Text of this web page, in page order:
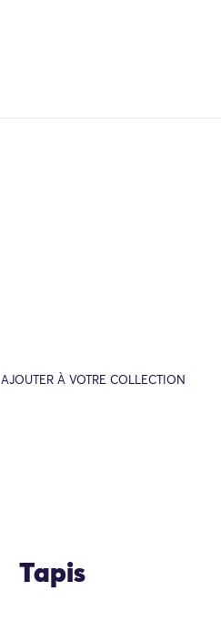
AJOUTER À VOTRE COLLECTION
Tapis